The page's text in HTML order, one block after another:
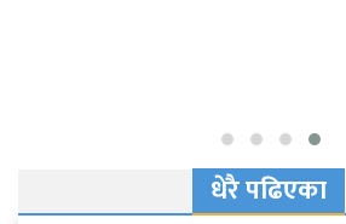
धेरै पढिएका